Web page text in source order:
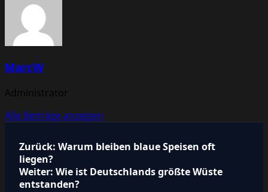
MarcW
Administrator
Alle Beiträge anzeigen
Beitragsnavigation
Zurück: Warum bleiben blaue Speisen oft
liegen?
Weiter: Wie ist Deutschlands größte Wüste
entstanden?